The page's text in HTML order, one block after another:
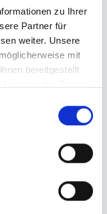
zu Ihrer
Partner für
weiter. Unsere
mit
bereitgestellt